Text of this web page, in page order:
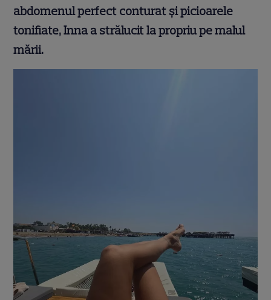
abdomenul perfect conturat și picioarele
tonifiate, Inna a strălucit la propriu pe malul
mării.